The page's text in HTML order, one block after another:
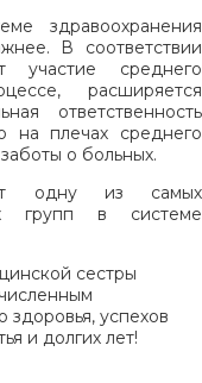
здравоохранения
В соответствии
участие среднего
расширяется
ответственность
на плечах среднего
о больных.
одну из самых
групп в системе
сестры
успехов
и долгих лет!